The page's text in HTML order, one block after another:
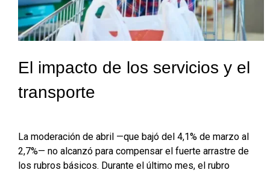
El impacto de los servicios y el
transporte
La moderación de abril —que bajó del 4,1% de marzo al
2,7%— no alcanzó para compensar el fuerte arrastre de
los rubros básicos. Durante el último mes, el rubro